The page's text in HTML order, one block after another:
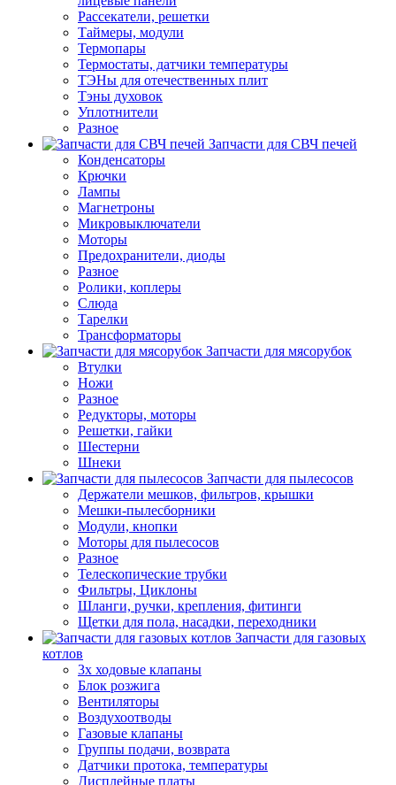
Рассекатели, решетки
Таймеры, модули
Термопары
Термостаты, датчики температуры
ТЭНы для отечественных плит
Тэны духовок
Уплотнители
Разное
Запчасти для СВЧ печей
Конденсаторы
Крючки
Лампы
Магнетроны
Микровыключатели
Моторы
Предохранители, диоды
Разное
Ролики, коплеры
Слюда
Тарелки
Трансформаторы
Запчасти для мясорубок
Втулки
Ножи
Разное
Редукторы, моторы
Решетки, гайки
Шестерни
Шнеки
Запчасти для пылесосов
Держатели мешков, фильтров, крышки
Мешки-пылесборники
Модули, кнопки
Моторы для пылесосов
Разное
Телескопические трубки
Фильтры, Циклоны
Шланги, ручки, крепления, фитинги
Щетки для пола, насадки, переходники
Запчасти для газовых
котлов
3х ходовые клапаны
Блок розжига
Вентиляторы
Воздухоотводы
Газовые клапаны
Группы подачи, возврата
Датчики протока, температуры
Дисплейные платы